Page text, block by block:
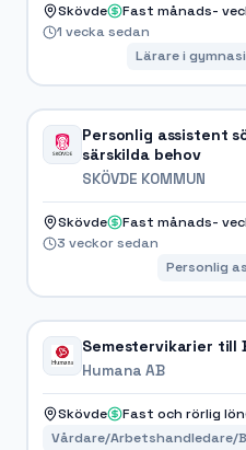
Skövde
Fast månads-
1 vecka sedan
Lärare i
Personlig assistent
särskilda behov
SKÖVDE KOMMUN
Skövde
Fast månads-
3 veckor sedan
Personlig
Semestervikarier till
Humana AB
Skövde Fast och rörlig lön
Vårdare/Arbetshandledare/